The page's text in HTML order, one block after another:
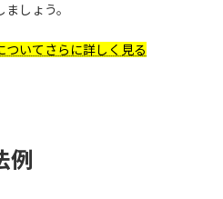
しょう。
ついてさらに詳しく見る
例